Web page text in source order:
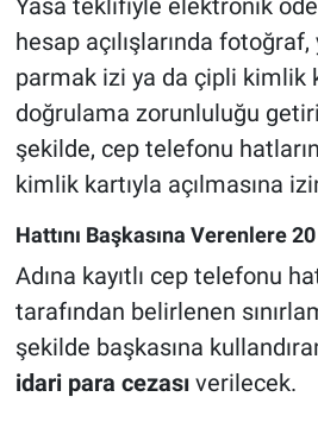
Yasa teklifiyle elektronik
hesap açılışlarında
parmak izi ya da çipli kimlik
doğrulama zorunluluğu
şekilde, cep telefonu
kimlik kartıyla açılmasına
Hattını Başkasına Verenlere
Adına kayıtlı cep telefonu
tarafından belirlenen
şekilde başkasına
idari para cezasıverilecek.